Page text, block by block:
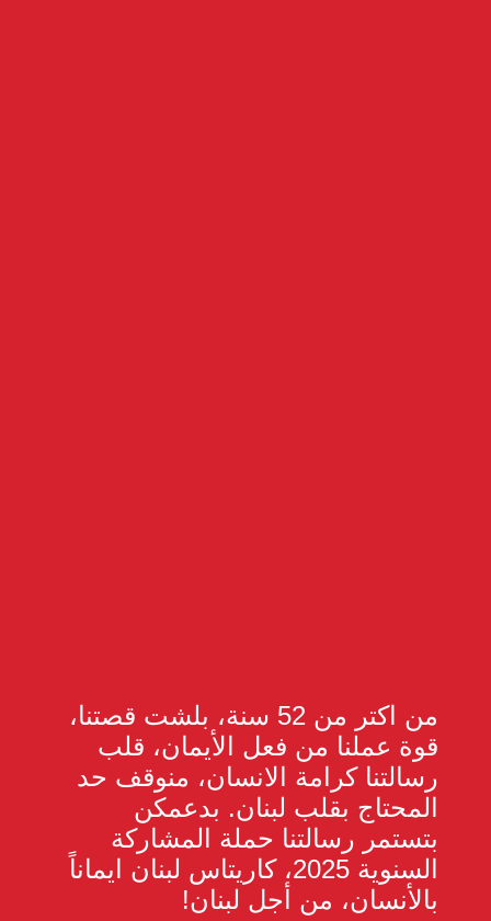
من اكتر من 52 سنة، بلشت قصتنا،
قوة عملنا من فعل الأيمان، قلب
رسالتنا كرامة الانسان، منوقف حد
المحتاج بقلب لبنان. بدعمكن
بتستمر رسالتنا حملة المشاركة
السنوية 2025، كاريتاس لبنان ايماناً
بالأنسان، من أجل لبنان!